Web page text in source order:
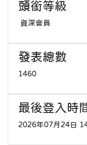
頭銜等級
資深會員
發表總數
1460
最後登入時
2026年07月24日